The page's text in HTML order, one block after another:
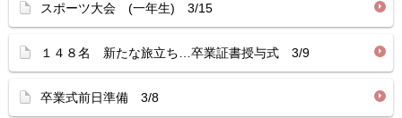
スポーツ大会 (一年生) 3/15
１４８名 新たな旅立ち…卒業証書授与式 3/9
卒業式前日準備 3/8